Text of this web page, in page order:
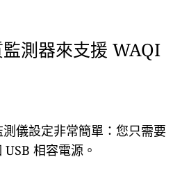
測器來支援 WAQI
儀設定非常簡單：您只需要
相容電源。